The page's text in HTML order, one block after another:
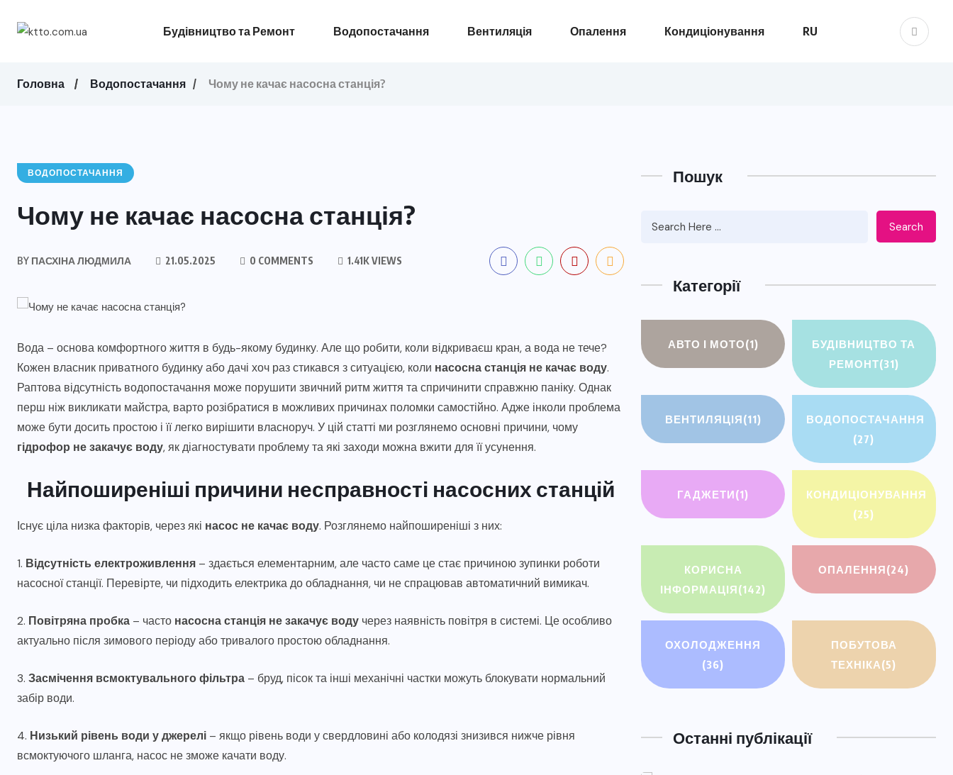
Будівництво та Ремонт Водопостачання Вентиляція Опалення Кондиціонування RU
Головна Водопостачання Чому не качає насосна станція?
ВОДОПОСТАЧАННЯ
Чому не качає насосна станція?
BY ПАСХІНА ЛЮДМИЛА 21.05.2025 0 COMMENTS 1.41K VIEWS
Вода – основа комфортного життя в будь-якому будинку. Але що робити, коли відкриваєш кран, а вода не тече?
Кожен власник приватного будинку або дачі хоч раз стикався з ситуацією, коли насосна станція не качає воду.
Раптова відсутність водопостачання може порушити звичний ритм життя та спричинити справжню паніку. Однак
перш ніж викликати майстра, варто розібратися в можливих причинах поломки самостійно. Адже інколи проблема
може бути досить простою і її легко вирішити власноруч. У цій статті ми розглянемо основні причини, чому
гідрофор не закачує воду, як діагностувати проблему та які заходи можна вжити для її усунення.
Найпоширеніші причини несправності насосних станцій
Існує ціла низка факторів, через які насос не качає воду. Розглянемо найпоширеніші з них:
1. Відсутність електроживлення – здається елементарним, але часто саме це стає причиною зупинки роботи
насосної станції. Перевірте, чи підходить електрика до обладнання, чи не спрацював автоматичний вимикач.
2. Повітряна пробка – часто насосна станція не закачує воду через наявність повітря в системі. Це особливо
актуально після зимового періоду або тривалого простою обладнання.
3. Засмічення всмоктувального фільтра – бруд, пісок та інші механічні частки можуть блокувати нормальний
забір води.
4. Низький рівень води у джерелі – якщо рівень води у свердловині або колодязі знизився нижче рівня
всмоктуючого шланга, насос не зможе качати воду.
Пошук
Search
Категорії
АВТО І МОТО(1)
БУДІВНИЦТВО ТА
РЕМОНТ(31)
ВЕНТИЛЯЦІЯ(11)
ВОДОПОСТАЧАННЯ
(27)
ГАДЖЕТИ(1)
КОНДИЦІОНУВАННЯ
(25)
КОРИСНА
ІНФОРМАЦІЯ(142)
ОПАЛЕННЯ(24)
ОХОЛОДЖЕННЯ
(36)
ПОБУТОВА
ТЕХНІКА(5)
Останні публікації